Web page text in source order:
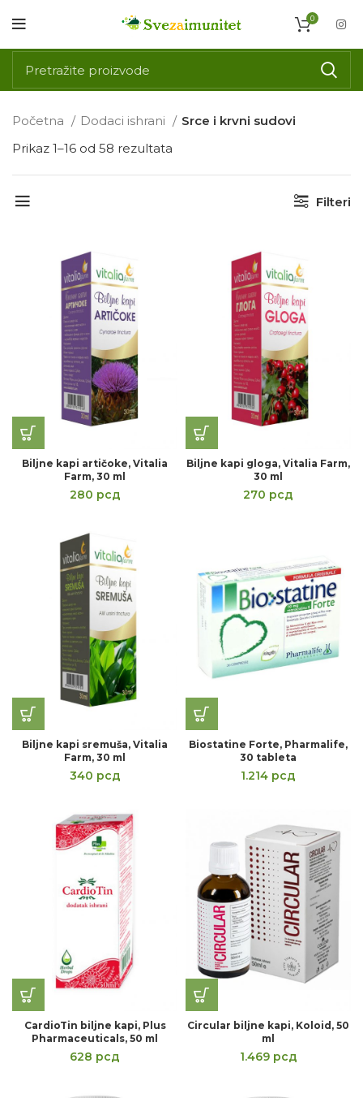
0
Početna Dodaci ishrani
Srce i krvni sudovi
Prikaz 1–16 od 58 rezultata
Filteri
Biljne kapi artičoke, Vitalia
Farm, 30 ml
280 рсд
Biljne kapi gloga, Vitalia Farm,
30 ml
270 рсд
Biljne kapi sremuša, Vitalia
Farm, 30 ml
340 рсд
Biostatine Forte, Pharmalife,
30 tableta
1.214 рсд
CardioTin biljne kapi, Plus
Pharmaceuticals, 50 ml
628 рсд
Circular biljne kapi, Koloid, 50
ml
1.469 рсд